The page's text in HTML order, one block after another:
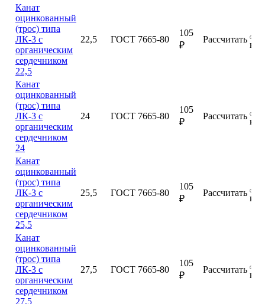
Канат
оцинкованный
(трос) типа
ЛК-3 с
органическим
сердечником
22,5
22,5 ГОСТ 7665-80
105
₽
Рассчитать
Канат
оцинкованный
(трос) типа
ЛК-3 с
органическим
сердечником
24
24 ГОСТ 7665-80
105
₽
Рассчитать
Канат
оцинкованный
(трос) типа
ЛК-3 с
органическим
сердечником
25,5
25,5 ГОСТ 7665-80
105
₽
Рассчитать
Канат
оцинкованный
(трос) типа
ЛК-3 с
органическим
сердечником
27,5
27,5 ГОСТ 7665-80
105
₽
Рассчитать